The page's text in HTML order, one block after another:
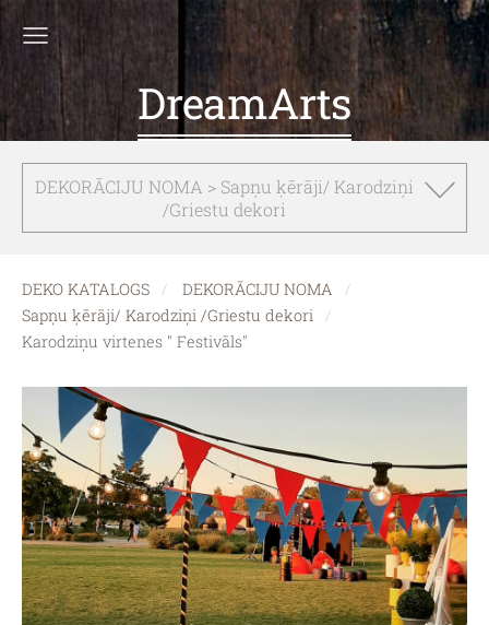
DreamArts
DEKORĀCIJU NOMA > Sapņu ķērāji/ Karodziņi
/Griestu dekori
DEKO KATALOGS
DEKORĀCIJU NOMA
Sapņu ķērāji/ Karodziņi /Griestu dekori
Karodziņu virtenes " Festivāls"